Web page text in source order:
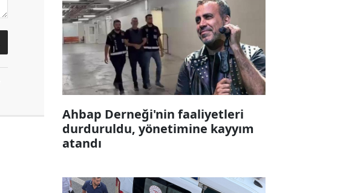
Ahbap Derneği'nin faaliyetleri
durduruldu, yönetimine kayyım
atandı